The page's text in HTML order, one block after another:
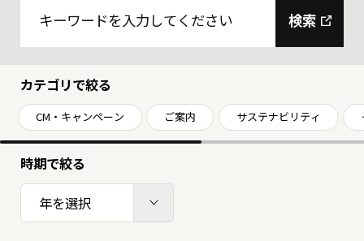
会社概要
グループ行動規範・方針
コーポレート・ガバナンス
コンプライアンス
役員紹介
基本的な考え方と推進体制
サステナビリティデータ
統合レポート
研究開発への考え方・体制
研究・技術開発
3つの重点テーマ
IR・投資家情報
個人投資家の皆さまへ
ニュースルーム
検索
カテゴリで絞る
CM・キャンペーン ご案内 サステナビリティ
時期で絞る